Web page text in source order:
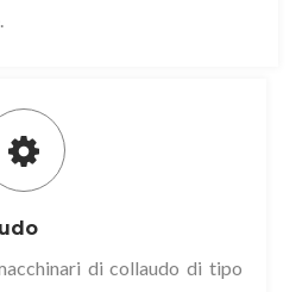
di collaudo di tipo